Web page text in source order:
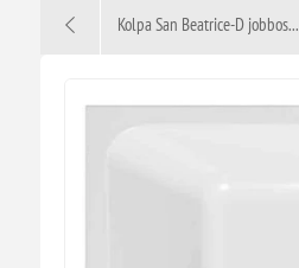
Kolpa San Beatrice-D jobbos...